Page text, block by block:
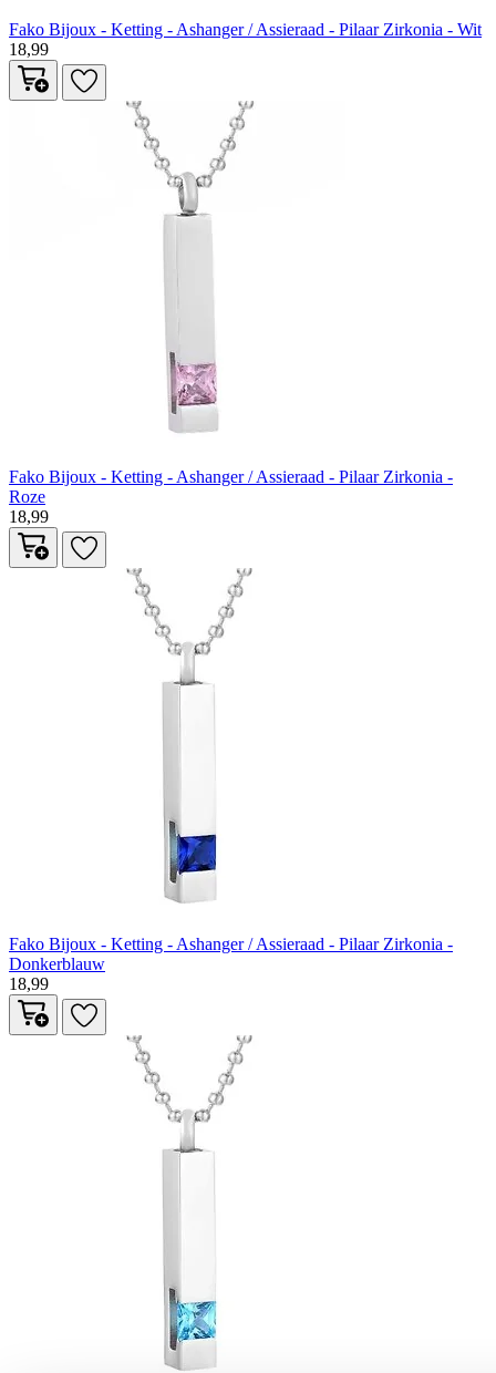
Fako Bijoux - Ketting - Ashanger / Assieraad - Pilaar Zirkonia - Wit
18,99
Fako Bijoux - Ketting - Ashanger / Assieraad - Pilaar Zirkonia -
Roze
18,99
Fako Bijoux - Ketting - Ashanger / Assieraad - Pilaar Zirkonia -
Donkerblauw
18,99